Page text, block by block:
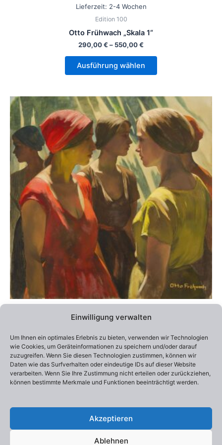
Einwilligung verwalten
Um Ihnen ein optimales Erlebnis zu bieten, verwenden wir Technologien
wie Cookies, um Geräteinformationen zu speichern und/oder darauf
zuzugreifen. Wenn Sie diesen Technologien zustimmen, können wir
Daten wie das Surfverhalten oder eindeutige IDs auf dieser Website
verarbeiten. Wenn Sie Ihre Zustimmung nicht erteilen oder zurückziehen,
können bestimmte Merkmale und Funktionen beeinträchtigt werden.
Akzeptieren
Ablehnen
Lieferzeit: 2-4 Wochen
Edition 100
Otto Frühwach „Skala 1“
290,00€ – 550,00€
Ausführung wählen
Edition 100
Otto Frühwach „Women“
290,00€–550,00€
Ausführung wählen
Dieses
Produkt
weist
Varianten
auf.
Die
Optionen
können
auf
gewählt
werden